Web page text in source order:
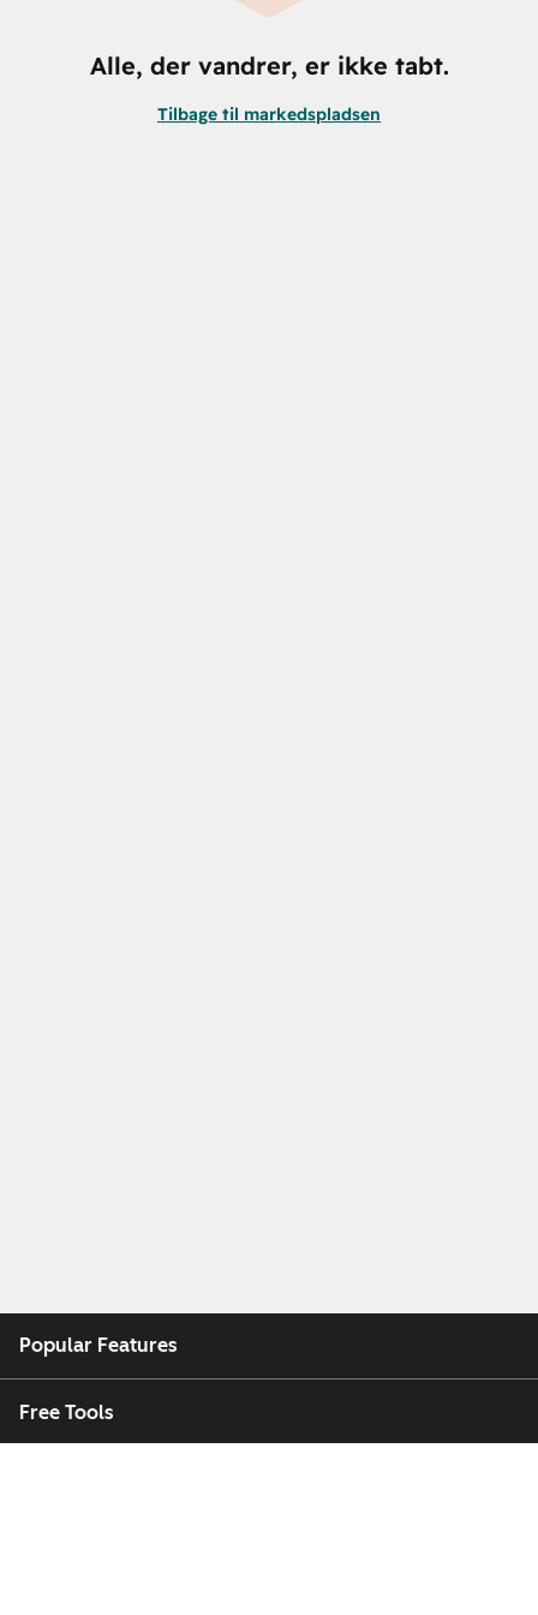
Alle, der vandrer, er ikke tabt.
Tilbage til markedspladsen
Popular Features
Free Tools